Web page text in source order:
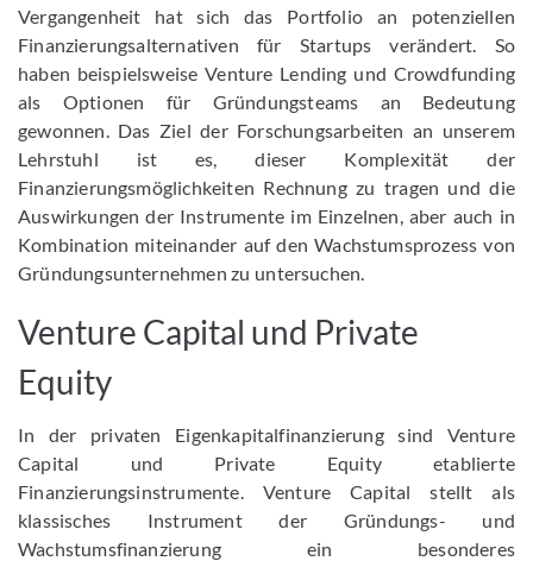
Vergangenheit hat sich das Portfolio an potenziellen
Finanzierungsalternativen für Startups verändert. So
haben beispielsweise Venture Lending und Crowdfunding
als Optionen für Gründungsteams an Bedeutung
gewonnen. Das Ziel der Forschungsarbeiten an unserem
Lehrstuhl ist es, dieser Komplexität der
Finanzierungsmöglichkeiten Rechnung zu tragen und die
Auswirkungen der Instrumente im Einzelnen, aber auch in
Kombination miteinander auf den Wachstumsprozess von
Gründungsunternehmen zu untersuchen.
Venture Capital und Private
Equity
In der privaten Eigenkapitalfinanzierung sind Venture
Capital und Private Equity etablierte
Finanzierungsinstrumente. Venture Capital stellt als
klassisches Instrument der Gründungs- und
Wachstumsfinanzierung ein besonderes